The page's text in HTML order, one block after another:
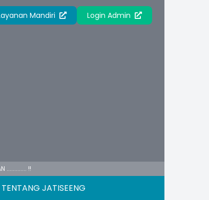
Mandiri Login Admin
JATISEENG